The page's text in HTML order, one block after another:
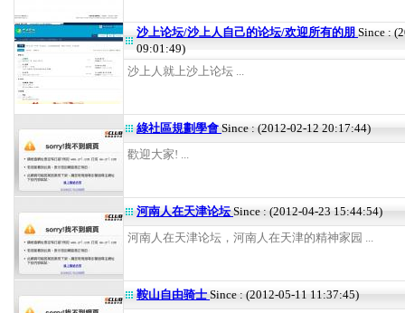
沙上论坛/沙上人自己的论坛/欢迎所有的朋Since :
09:01:49)
沙上人就上沙上论坛 ...
綠社區規劃學會 Since : (2012-02-12 20:17:44)
歡迎大家! ...
河南人在天津论坛Since : (2012-04-23 15:44:54)
河南人在天津论坛，河南人在天津的精神家园 ...
鞍山自由骑士 Since : (2012-05-11 11:37:45)